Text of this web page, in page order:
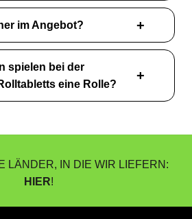
im Angebot?
spielen bei der
eine Rolle?
LÄNDER, IN DIE WIR LIEFERN:
HIER!